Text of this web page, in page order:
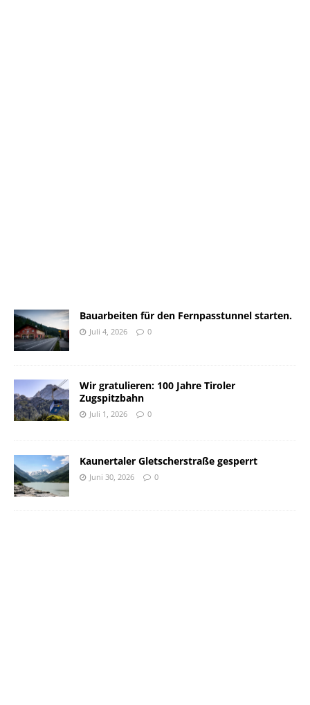
Bauarbeiten für den Fernpasstunnel starten.
Juli 4, 2026 0
Wir gratulieren: 100 Jahre Tiroler
Zugspitzbahn
Juli 1, 2026 0
Kaunertaler Gletscherstraße gesperrt
Juni 30, 2026 0